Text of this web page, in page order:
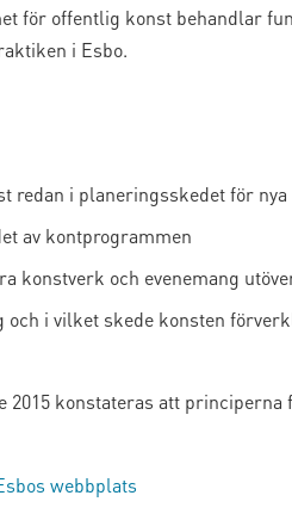
för offentlig konst behandlar
i Esbo.
redan i planeringsskedet för nya
av kontprogrammen
konstverk och evenemang
i vilket skede konsten
konstateras att
webbplats